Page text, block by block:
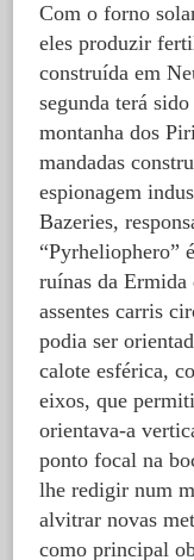
Com o forno
eles produzir
construída em
segunda terá
montanha dos
mandadas
espionagem
Bazeries,
“Pyrheliophero”
ruínas da Ermida
assentes carris
podia ser
calote esférica,
eixos, que
orientava-a
ponto focal na
lhe redigir num
alvitrar novas
como principal